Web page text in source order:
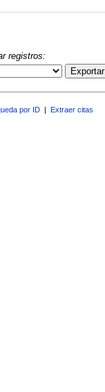
registros:
Exportar
por ID Extraer citas